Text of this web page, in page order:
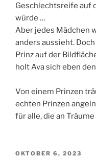
Geschlechtsreife auf
würde …
Aber jedes Mädchen
anders aussieht.
Prinz auf der
holt Ava sich eben
Von einem Prinzen
echten Prinzen
für alle, die an
VERÖFFENTLICHT
OKTOBER 6, 2023